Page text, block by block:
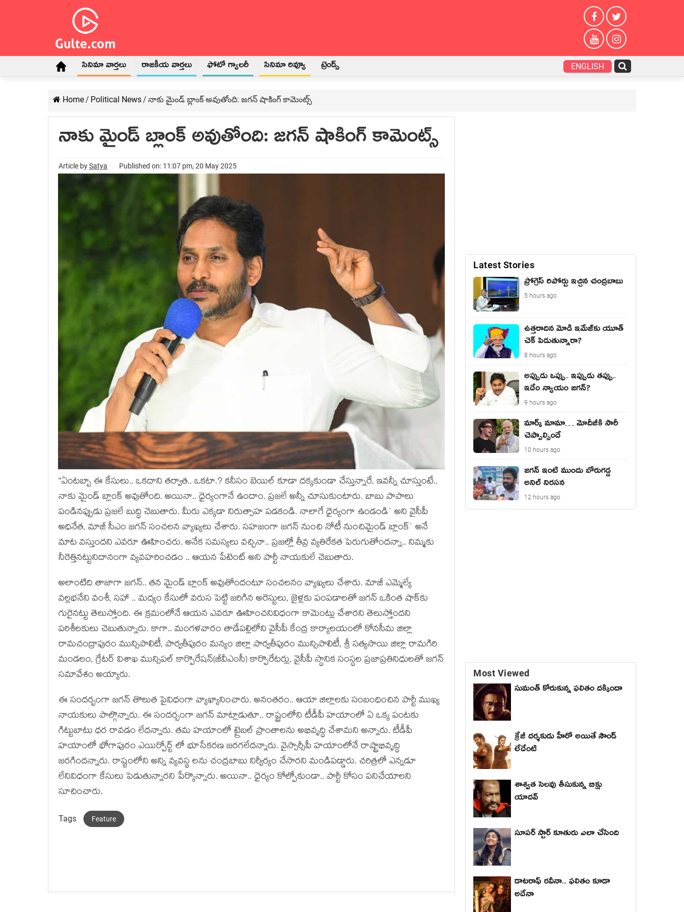
సినిమా వార్తలు రాజకీయ వార్తలు ఫోటో గ్యాలరీ సినిమా రివ్యూ ట్రెండ్స్ ENGLISH
Home/ Political News/ నాకు మైండ్ బ్లాంక్ అవుతోంది: జ‌గ‌న్ షాకింగ్‌ కామెంట్స్‌
నాకు మైండ్ బ్లాంక్ అవుతోంది: జ‌గ‌న్ షాకింగ్‌ కామెంట్స్‌
Article bySatya Published on: 11:07 pm, 20 May 2025
“ఏంట‌బ్బా ఈ కేసులు.. ఒక‌దాని త‌ర్వాత‌.. ఒక‌టా.? క‌నీసం బెయిల్ కూడా ద‌క్క‌కుండా చేస్తున్నారే. ఇవ‌న్నీ చూస్తుంటే..
నాకు మైండ్ బ్లాంక్ అవుతోంది. అయినా.. ధైర్యంగానే ఉందాం. ప్ర‌జ‌లే అన్నీ చూసుకుంటారు. బాబు పాపాలు
పండిన‌ప్పుడు ప్ర‌జ‌లే బుద్ధి చెబుతారు. మీరు ఎక్క‌డా నిరుత్సాహ ప‌డకండి. నాలాగే ధైర్యంగా ఉండండి` అని వైసీపీ
అధినేత, మాజీ సీఎం జ‌గ‌న్ సంచ‌ల‌న వ్యాఖ్య‌లు చేశారు. స‌హ‌జంగా జ‌గ‌న్ నుంచి నోటీ నుంచిమైండ్ బ్లాంక్‌` అనే
మాట వ‌స్తుంద‌ని ఎవ‌రూ ఊహించ‌రు. అనేక స‌మ‌స్య‌లు వ‌చ్చినా.. ప్ర‌జ‌ల్లో తీవ్ర వ్య‌తిరేక‌త పెరుగుతోంద‌న్నా.. నిమ్మ‌కు
నీరెత్తిన‌ట్టునిదానంగా వ్య‌వ‌హ‌రించ‌డం .. ఆయ‌న పేటెంట్ అని పార్టీ నాయ‌కులే చెబుతారు.
అలాంటిది తాజాగా జ‌గ‌న్‌.. త‌న మైండ్ బ్లాంక్ అవుతోందంటూ సంచ‌ల‌నం వ్యాఖ్య‌లు చేశారు. మాజీ ఎమ్మెల్యే
వ‌ల్ల‌భ‌నేని వంశీ, స‌హా .. మ‌ద్యం కేసులో వ‌రుస పెట్టి జ‌రిగిన అరెస్టులు, జైళ్ల‌కు పంపడాల‌తో జ‌గ‌న్ ఒకింత షాక్‌కు
గురైన‌ట్టు తెలుస్తోంది. ఈ క్ర‌మంలోనే ఆయ‌న ఎవ‌రూ ఊహించ‌నివిధంగా కామెంట్లు చేశారని తెలుస్తోందని
ప‌రిశీల‌కులు చెబుతున్నారు. కాగా.. మంగ‌ళ‌వారం తాడేప‌ల్లిలోని వైసీపీ కేంద్ర కార్యాల‌యంలో కోనసీమ జిల్లా
రామచంద్రాపురం మున్సిపాలిటీ, పార్వతీపురం మన్యం జిల్లా పార్వతీపురం మున్సిపాలిటీ, శ్రీ సత్యసాయి జిల్లా రామగిరి
మండలం, గ్రేటర్ విశాఖ మున్సిపల్‌ కార్పొరేషన్‌(జీవీఎంసీ) కార్పొరేటర్లు, వైసీపీ స్ధానిక సంస్ధల ప్రజాప్రతినిధులతో జగన్‌
సమావేశం అయ్యారు.
ఈ సంద‌ర్భంగా జ‌గ‌న్ తొలుత పైవిధంగా వ్యాఖ్యానించారు. అనంత‌రం.. ఆయా జిల్లాలకు సంబంధించిన పార్టీ ముఖ్య
నాయకులు పాల్గొన్నారు. ఈ సందర్బంగా జగన్ మాట్లాడుతూ.. రాష్ట్రంలోని టీడీపీ హయాంలో ఏ ఒక్క పంటకు
గిట్టుబాటు ధర రావడం లేదన్నారు. తమ హయాంలో ట్రైబల్ ప్రాంతాలను అభివృద్ధి చేశామని అన్నారు. టీడీపీ
హయాంలో భోగాపురం ఎయిర్పోర్ట్ లో భూసేకరణ జరగలేదన్నారు. వైస్సార్సీపీ హయాంలోనే రాష్ట్రాభివృద్ధి
జరగిందన్నారు. రాష్టంలోని అన్ని వ్యవస్థ లను చంద్రబాబు నిర్వీర్యం చేసారని మండిపడ్డారు. చరిత్రలో ఎన్నడూ
లేనివిధంగా కేసులు పెడుతున్నారని పేర్కొన్నారు. అయినా.. ధైర్యం కోల్పోకుండా.. పార్టీ కోసం ప‌నిచేయాల‌ని
సూచించారు.
Tags Feature
Latest Stories
ప్రోగ్రెస్ రిపోర్టు ఇచ్చిన చంద్ర‌బాబు
5 hours ago
ఉత్త‌రాదిన మోడీ ఇమేజ్‌కు యూత్
చెక్ పెడుతున్నారా?
8 hours ago
అప్పుడు ఒప్పు.. ఇప్పుడు తప్పు..
ఇదేం న్యాయం జగన్?
9 hours ago
మార్క్ మామా… మోదీజీకి సారీ
చెప్పాల్సిందే
10 hours ago
జగన్ ఇంటి ముందు బోరుగడ్డ
అనిల్ నిరసన
12 hours ago
Most Viewed
సుమంత్ కోరుకున్న ఫలితం దక్కిందా
క్రేజీ దర్శకుడు హీరో అయితే సౌండ్
లేదేంటి
శాశ్వత సెలవు తీసుకున్న బిక్షు
యాదవ్
సూపర్ స్టార్ కూతురు ఎలా చేసింది
డాటరాఫ్ రవీనా... ఫలితం కూడా
అదేనా